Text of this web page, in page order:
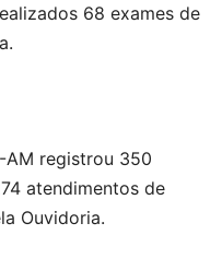
68 exames de
AM registrou 350
atendimentos de
Ouvidoria.